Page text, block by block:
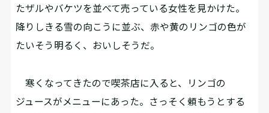
たザルやバケツを並べて売っている女性を見かけた。
降りしきる雪の向こうに並ぶ、赤や黄のリンゴの色が
たいそう明るく、おいしそうだ。
寒くなってきたので喫茶店に入ると、リンゴの
ジュースがメニューにあった。さっそく頼もうとする